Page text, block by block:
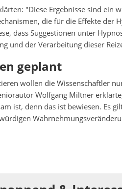
"Diese Ergebnisse sind ein
die für die Effekte der
dass Suggestionen unter
und der Verarbeitung dieser
geplant
wollen die Wissenschaftler
Wolfgang Miltner
ist, denn das ist bewiesen. Es